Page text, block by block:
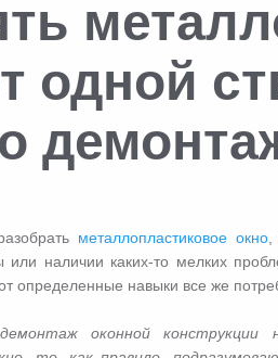
одной
металлопластиковое окно,
или наличии каких-то мелких
определенные навыки все же
оконной